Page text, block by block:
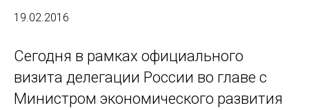
19.02.2016
Сегодня в рамках официального
визита делегации России во главе с
Министром экономического развития